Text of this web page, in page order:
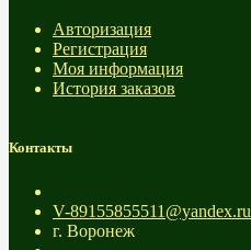
Авторизация
Регистрация
Моя информация
История заказов
Контакты
V-89155855511@yandex.ru
г. Воронеж